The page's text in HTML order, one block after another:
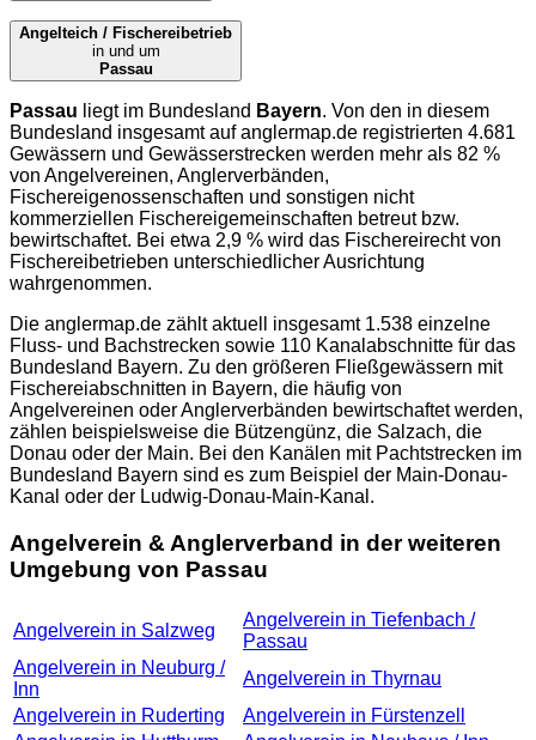
Angelteich / Fischereibetrieb
in und um
Passau
Passau liegt im Bundesland Bayern. Von den in diesem
Bundesland insgesamt aufanglermap.de registrierten 4.681
Gewässern und Gewässerstrecken werden mehr als 82 %
von Angelvereinen, Anglerverbänden,
Fischereigenossenschaften und sonstigen nicht
kommerziellen Fischereigemeinschaften betreut bzw.
bewirtschaftet. Bei etwa 2,9 % wird das Fischereirecht von
Fischereibetrieben unterschiedlicher Ausrichtung
wahrgenommen.
Die anglermap.de zählt aktuell insgesamt 1.538 einzelne
Fluss- und Bachstrecken sowie 110 Kanalabschnitte für das
Bundesland Bayern. Zu den größeren Fließgewässern mit
Fischereiabschnitten in Bayern, die häufig von
Angelvereinen oder Anglerverbänden bewirtschaftet werden,
zählen beispielsweise die Bützengünz, die Salzach, die
Donau oder der Main. Bei den Kanälen mit Pachtstrecken im
Bundesland Bayern sind es zum Beispiel der Main-Donau-
Kanal oder der Ludwig-Donau-Main-Kanal.
Angelverein & Anglerverband in der weiteren
Umgebung von Passau
Angelverein in Salzweg
Angelverein in Tiefenbach /
Passau
Angelverein in Neuburg /
Inn
Angelverein in Thyrnau
Angelverein in Ruderting
Angelverein in Fürstenzell